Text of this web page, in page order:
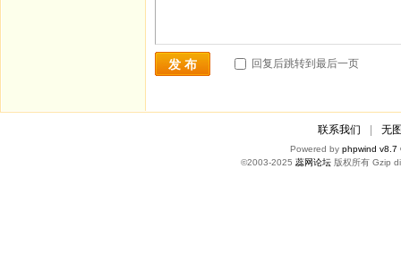
发 布 回复后跳转到最后一页
联系我们 无
Powered by phpwind v8.7
©2003-2025 蕊网论坛 版权所有 Gzip